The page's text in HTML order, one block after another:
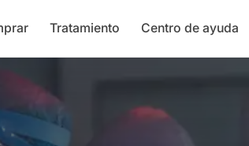
Tratamiento Centro de ayuda